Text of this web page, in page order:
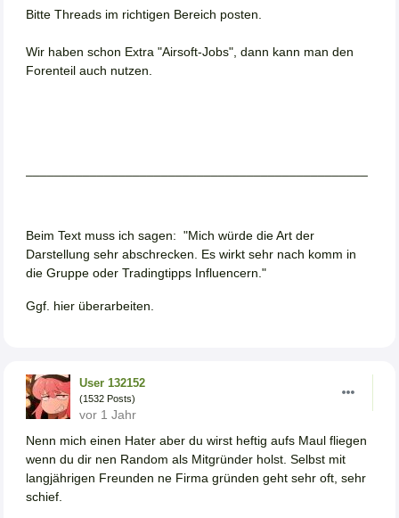
Bitte Threads im richtigen Bereich posten.
Wir haben schon Extra "Airsoft-Jobs", dann kann man den
Forenteil auch nutzen.
Beim Text muss ich sagen: "Mich würde die Art der
Darstellung sehr abschrecken. Es wirkt sehr nach komm in
die Gruppe oder Tradingtipps Influencern."
Ggf. hier überarbeiten.
User 132152
(1532 Posts)
vor 1 Jahr
Nenn mich einen Hater aber du wirst heftig aufs Maul fliegen
wenn du dir nen Random als Mitgründer holst. Selbst mit
langjährigen Freunden ne Firma gründen geht sehr oft, sehr
schief.